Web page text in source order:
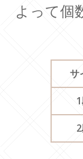
よって個
サ